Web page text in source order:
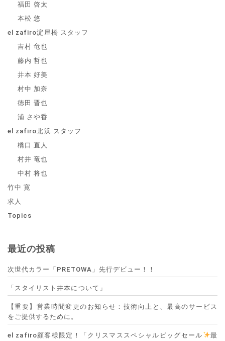
福田 啓太
本松 悠
el zafiro淀屋橋 スタッフ
吉村 竜也
藤内 哲也
井本 好美
村中 加奈
徳田 晋也
浦 さや香
el zafiro北浜 スタッフ
橋口 直人
村井 竜也
中村 将也
竹中 寛
求人
Topics
最近の投稿
次世代カラー「PRETOWA」先行デビュー！！
「スタイリスト井本について」
【重要】営業時間変更のお知らせ：技術向上と、最高のサービス
をご提供するために。
el zafiro顧客様限定！「クリスマススペシャルビッグセール
最